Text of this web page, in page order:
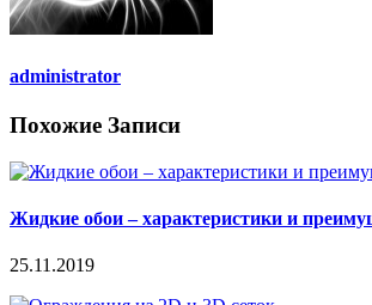
administrator
Похожие Записи
Жидкие обои – характеристики и
25.11.2019